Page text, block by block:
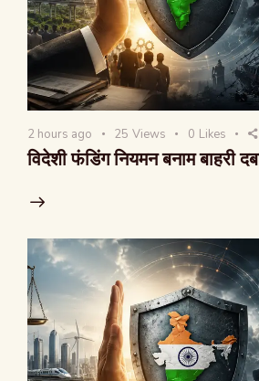
2 hours ago 25 Views 0 Likes
विदेशी फंडिंग नियमन बनाम बाहरी